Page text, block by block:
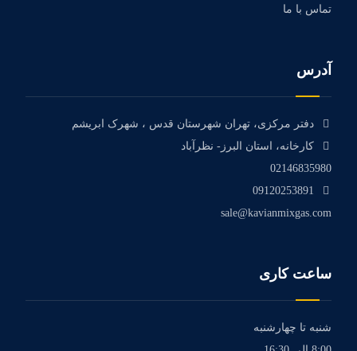
تماس با ما
آدرس
دفتر مرکزی، تهران شهرستان قدس ، شهرک ابریشم
کارخانه، استان البرز- نظرآباد
02146835980
09120253891
sale@kavianmixgas.com
ساعت کاری
شنبه تا چهارشنبه